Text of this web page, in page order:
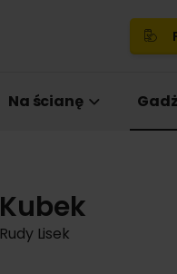
Na ścianę
Kubek
Rudy Lisek